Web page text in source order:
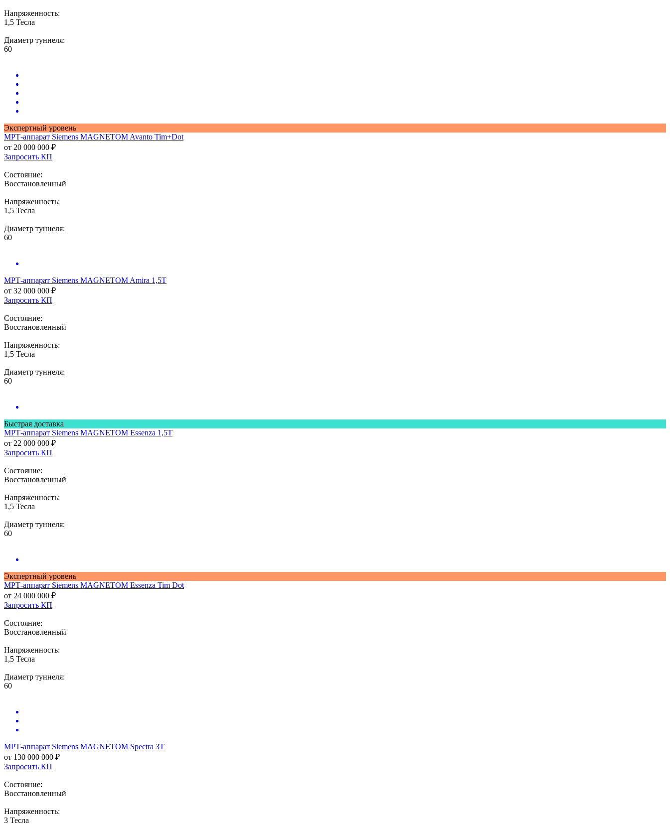
Напряженность:
1,5 Тесла
Диаметр туннеля:
60
Экспертный уровень
МРТ-аппарат Siemens MAGNETOM Avanto Tim+Dot
от 20 000 000 ₽
Запросить КП
Состояние:
Восстановленный
Напряженность:
1,5 Тесла
Диаметр туннеля:
60
МРТ-аппарат Siemens MAGNETOM Amira 1,5Т
от 32 000 000 ₽
Запросить КП
Состояние:
Восстановленный
Напряженность:
1,5 Тесла
Диаметр туннеля:
60
Быстрая доставка
МРТ-аппарат Siemens MAGNETOM Essenza 1,5Т
от 22 000 000 ₽
Запросить КП
Состояние:
Восстановленный
Напряженность:
1,5 Тесла
Диаметр туннеля:
60
Экспертный уровень
МРТ-аппарат Siemens MAGNETOM Essenza Tim Dot
от 24 000 000 ₽
Запросить КП
Состояние:
Восстановленный
Напряженность:
1,5 Тесла
Диаметр туннеля:
60
МРТ-аппарат Siemens MAGNETOM Spectra 3Т
от 130 000 000 ₽
Запросить КП
Состояние:
Восстановленный
Напряженность:
3 Тесла